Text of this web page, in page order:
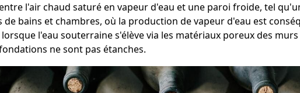
l'air chaud saturé en vapeur d'eau et une paroi froide, tel
bains et chambres, où la production de vapeur d'eau est
l'eau souterraine s'élève via les matériaux poreux des
ne sont pas étanches.